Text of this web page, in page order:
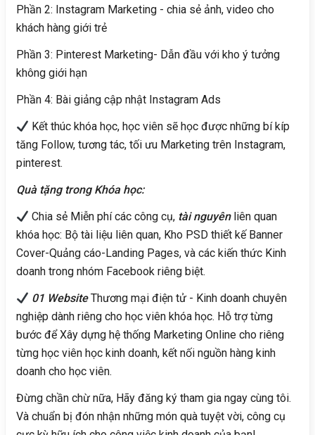
Phần 2: Instagram Marketing - chia sẻ ảnh, video cho
khách hàng giới trẻ
Phần 3: Pinterest Marketing- Dẫn đầu với kho ý tưởng
không giới hạn
Phần 4: Bài giảng cập nhật Instagram Ads
Kết thúc khóa học, học viên sẽ học được những bí kíp
tăng Follow, tương tác, tối ưu Marketing trên Instagram,
pinterest.
Quà tặng trong Khóa học:
Chia sẻ Miễn phí các công cụ, tài nguyênliên quan
khóa học: Bộ tài liệu liên quan, Kho PSD thiết kế Banner
Cover-Quảng cáo-Landing Pages, và các kiến thức Kinh
doanh trong nhóm Facebook riêng biệt.
01 WebsiteThương mại điện tử - Kinh doanh chuyên
nghiệp dành riêng cho học viên khóa học. Hỗ trợ từng
bước để Xây dựng hệ thống Marketing Online cho riêng
từng học viên học kinh doanh, kết nối nguồn hàng kinh
doanh cho học viên.
Đừng chần chừ nữa, Hãy đăng ký tham gia ngay cùng tôi.
Và chuẩn bị đón nhận những món quà tuyệt vời, công cụ